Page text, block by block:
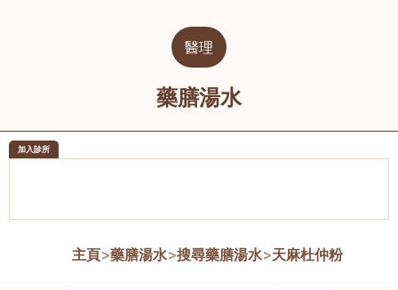
醫理
藥膳湯水
加入診所
主頁>藥膳湯水>搜尋藥膳湯水>天麻杜仲粉